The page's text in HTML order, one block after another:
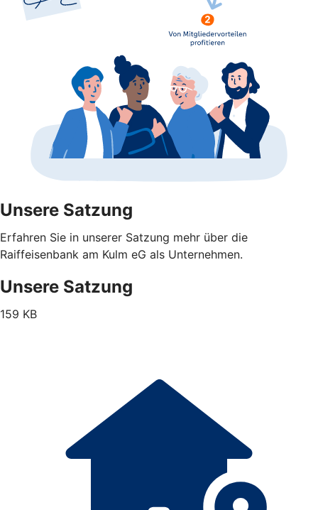
Unsere Satzung
Erfahren Sie in unserer Satzung mehr über die
Raiffeisenbank am Kulm eG als Unternehmen.
Unsere Satzung
159 KB